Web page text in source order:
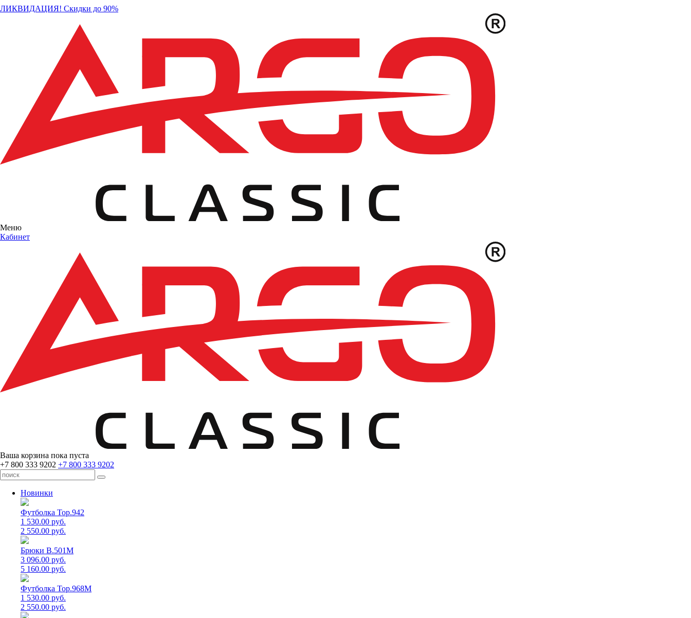
ЛИКВИДАЦИЯ! Скидки до 90%
Меню
Кабинет
Ваша корзина пока пуста
+7 800 333 9202 +7 800 333 9202
Новинки
Футболка Top.942
1 530.00 руб.
2 550.00 руб.
Брюки B.501M
3 096.00 руб.
5 160.00 руб.
Футболка Top.968M
1 530.00 руб.
2 550.00 руб.